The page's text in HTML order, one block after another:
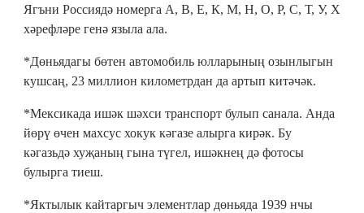
Ягъни Россиядә номерга А, В, Е, К, М, Н, О, Р, С, Т, У, Х
хәрефләре генә языла ала.
*Дөньядагы бөтен автомобиль юлларының озынлыгын
кушсаң, 23 миллион километрдан да артып китәчәк.
*Мексикада ишәк шәхси транспорт булып санала. Анда
йөрү өчен махсус хокук кәгазе алырга кирәк. Бу
кәгазьдә хуҗаның гына түгел, ишәкнең дә фотосы
булырга тиеш.
*Яктылык кайтаргыч элементлар дөньяда 1939 нчы